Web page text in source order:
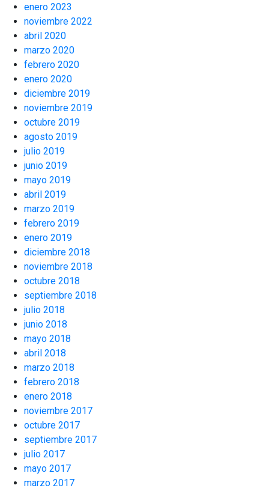
enero 2023
noviembre 2022
abril 2020
marzo 2020
febrero 2020
enero 2020
diciembre 2019
noviembre 2019
octubre 2019
agosto 2019
julio 2019
junio 2019
mayo 2019
abril 2019
marzo 2019
febrero 2019
enero 2019
diciembre 2018
noviembre 2018
octubre 2018
septiembre 2018
julio 2018
junio 2018
mayo 2018
abril 2018
marzo 2018
febrero 2018
enero 2018
noviembre 2017
octubre 2017
septiembre 2017
julio 2017
mayo 2017
marzo 2017